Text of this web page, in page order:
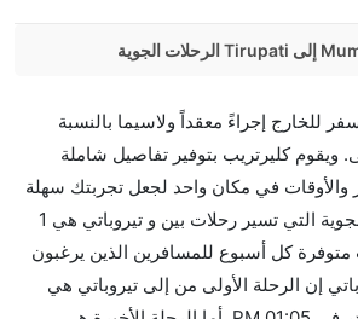
تستغرقه الخطوط الجوية الأخرى؟
نعم. توفر كل من IndiGo أسرع رحلات الطيران على هذا
مساحة إضافية للنوم؟
درجة رجال الأعمال توفر مساحة
للخارج إجراءً معقداً ولاسيما بالنسبة
ويقوم كليرتريب بتوفير تفاصيل شاملة
والأوقات في مكان واحد لجعل تجربتك سهلة
ومريحة وإن الخطوط الجوية التي تسير رحلات بين و تيروباتي هي 1
2 رحلات متوفرة كل أسبوع للمسافرين الذين يرغبون
إن الرحلة الأولى من إلى تيروباتي هي